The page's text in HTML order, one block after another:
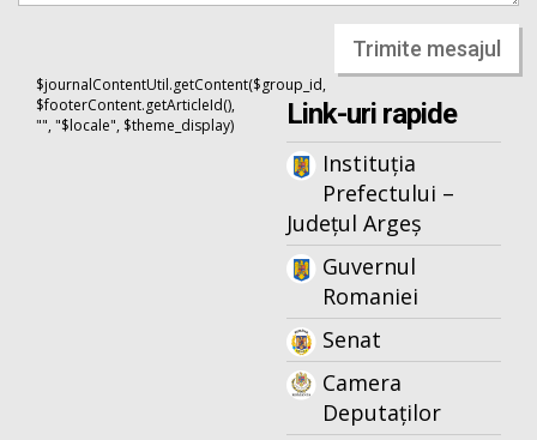
Trimite mesajul
$journalContentUtil.getContent($group_id,
$footerContent.getArticleId(),
"", "$locale", $theme_display)
Link-uri rapide
Instituția
Prefectului –
Județul Argeș
Guvernul
Romaniei
Senat
Camera
Deputaților